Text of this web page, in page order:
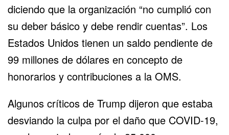
diciendo que la organización “no cumplió con
su deber básico y debe rendir cuentas”. Los
Estados Unidos tienen un saldo pendiente de
99 millones de dólares en concepto de
honorarios y contribuciones a la OMS.
Algunos críticos de Trump dijeron que estaba
desviando la culpa por el daño que COVID-19,